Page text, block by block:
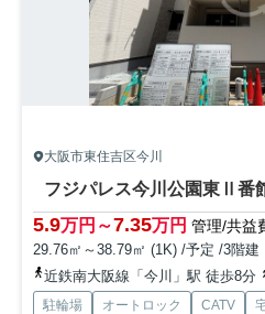
大阪市東住吉区今川
フジパレス今川公園東Ⅱ番
5.9万円～7.35万円 管理/共益
29.76㎡～38.79㎡ (1K) /予定 /3階建
近鉄南大阪線「今川」駅 徒歩8分
駐輪場 オートロック CATV